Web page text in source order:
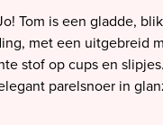
Tom is een gladde,
met een uitgebreid
stof op cups en
parelsnoer in